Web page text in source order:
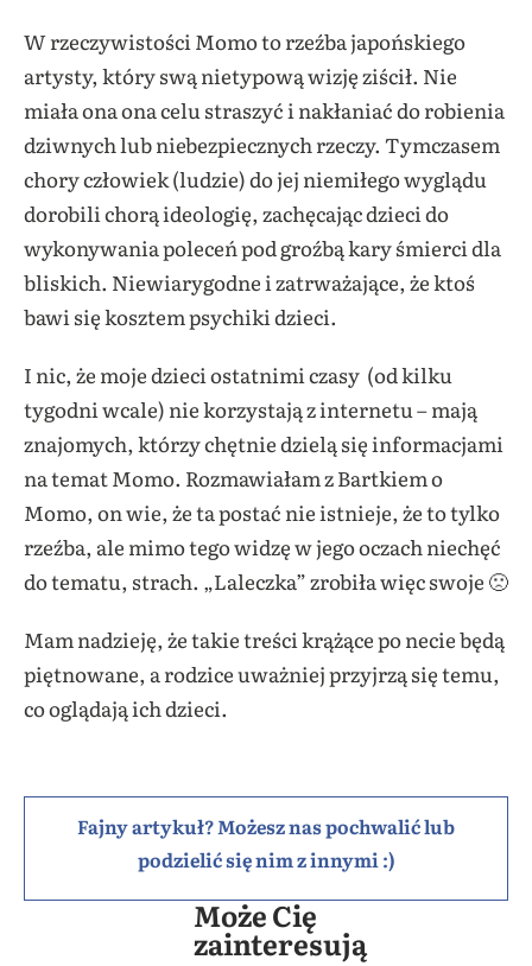
W rzeczywistości Momo to rzeźba japońskiego
artysty, który swą nietypową wizję ziścił. Nie
miała ona ona celu straszyć i nakłaniać do robienia
dziwnych lub niebezpiecznych rzeczy. Tymczasem
chory człowiek (ludzie) do jej niemiłego wyglądu
dorobili chorą ideologię, zachęcając dzieci do
wykonywania poleceń pod groźbą kary śmierci dla
bliskich. Niewiarygodne i zatrważające, że ktoś
bawi się kosztem psychiki dzieci.
I nic, że moje dzieci ostatnimi czasy (od kilku
tygodni wcale) nie korzystają z internetu – mają
znajomych, którzy chętnie dzielą się informacjami
na temat Momo. Rozmawiałam z Bartkiem o
Momo, on wie, że ta postać nie istnieje, że to tylko
rzeźba, ale mimo tego widzę w jego oczach niechęć
do tematu, strach. „Laleczka” zrobiła więc swoje 🙁
Mam nadzieję, że takie treści krążące po necie będą
piętnowane, a rodzice uważniej przyjrzą się temu,
co oglądają ich dzieci.
Fajny artykuł? Możesz nas pochwalić lub
podzielić się nim z innymi :)
Może Cię
zainteresują